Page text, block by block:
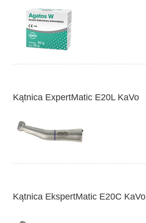
Kątnica ExpertMatic E20L KaVo
Kątnica EkspertMatic E20C KaVo